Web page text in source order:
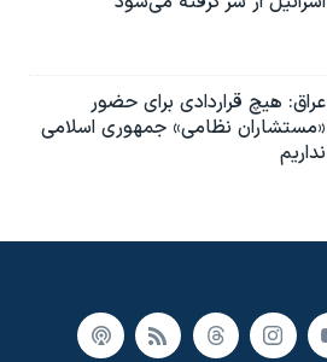
عراق: هیچ قراردادی برای حضور
«مستشاران نظامی» جمهوری اسلامی
نداریم